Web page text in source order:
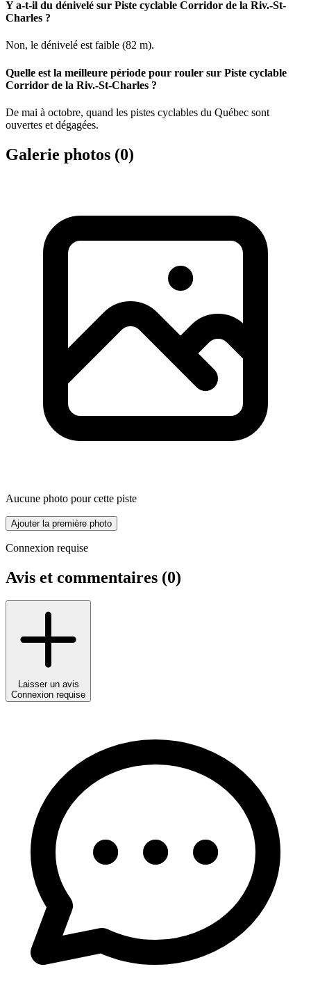
Y a-t-il du dénivelé sur Piste cyclable Corridor de la Riv.-St-
Charles ?
Non, le dénivelé est faible (82 m).
Quelle est la meilleure période pour rouler sur Piste cyclable
Corridor de la Riv.-St-Charles ?
De mai à octobre, quand les pistes cyclables du Québec sont
ouvertes et dégagées.
Galerie photos (0)
Aucune photo pour cette piste
Ajouter la première photo
Connexion requise
Avis et commentaires (0)
Laisser un avis
Connexion requise